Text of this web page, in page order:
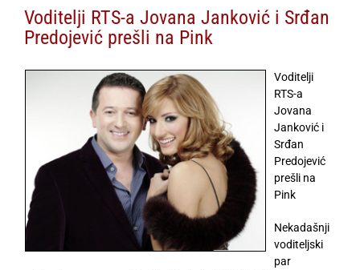
Voditelji RTS-a Jovana Janković i Srđan
Predojević prešli na Pink
Voditelji
RTS-a
Jovana
Janković i
Srđan
Predojević
prešli na
Pink
Nekadašnji
voditeljski
par